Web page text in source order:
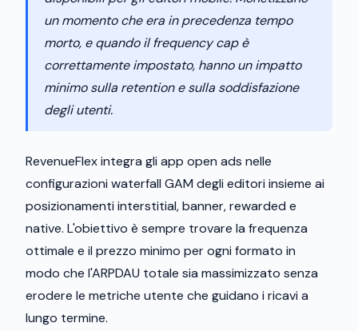
un momento che era in precedenza tempo
morto, e quando il frequency cap è
correttamente impostato, hanno un impatto
minimo sulla retention e sulla soddisfazione
degli utenti.
RevenueFlex integra gli app open ads nelle
configurazioni waterfall GAM degli editori insieme ai
posizionamenti interstitial, banner, rewarded e
native. L'obiettivo è sempre trovare la frequenza
ottimale e il prezzo minimo per ogni formato in
modo che l'ARPDAU totale sia massimizzato senza
erodere le metriche utente che guidano i ricavi a
lungo termine.